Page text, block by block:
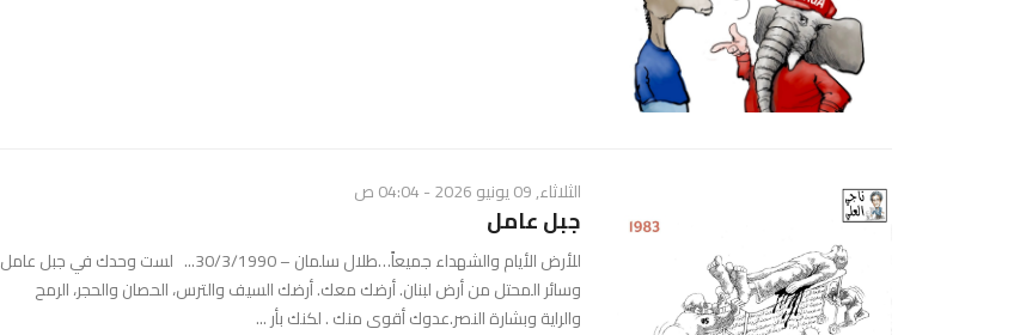
الثلاثاء, 09 يونيو 2026 - 04:04 ص
جبل عامل
للأرض الأيام والشهداء جميعاً…طلال سلمان – 30/3/1990... لست وحدك في جبل عامل
وسائر المحتل من أرض لبنان. أرضك معك. أرضك السيف والترس، الحصان والحجر، الرمح
والراية وبشارة النصر.عدوك أقوى منك . لكنك بأر ...